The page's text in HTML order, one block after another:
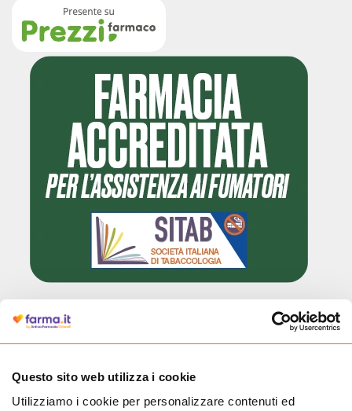
Questo sito web utilizza i cookie
Utilizziamo i cookie per personalizzare contenuti ed
autorizzata dal Ministero della Salute a effettuare la vendita online di